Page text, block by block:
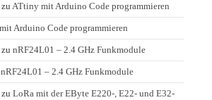
zu ATtiny mit Arduino Code programmieren
Arduino Code programmieren
zu nRF24L01 – 2.4 GHz Funkmodule
nRF24L01 – 2.4 GHz Funkmodule
zu LoRa mit der EByte E220-, E22- und E32-